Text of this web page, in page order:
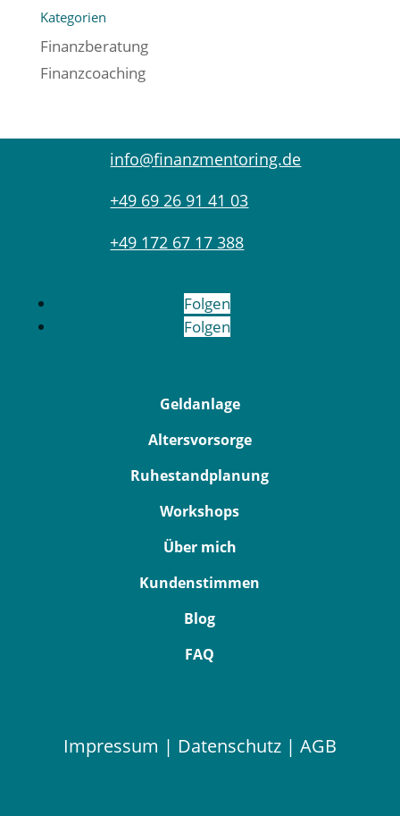
Kategorien
Finanzberatung
Finanzcoaching
info@finanzmentoring.de
+49 69 26 91 41 03
+49 172 67 17 388
Folgen
Folgen
Geldanlage
Altersvorsorge
Ruhestandplanung
Workshops
Über mich
Kundenstimmen
Blog
FAQ
Impressum | Datenschutz| AGB